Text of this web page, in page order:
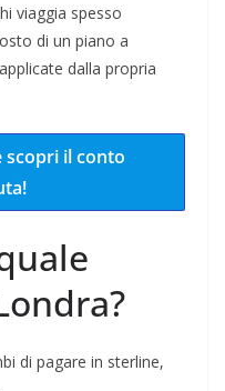
viaggia spesso
di un piano a
dalla propria
scopri il conto
di pagare in sterline,